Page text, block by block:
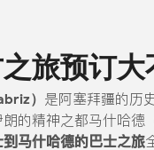
旅预订
） 是阿塞拜疆的历
的精神之都马什哈德
到马什哈德的巴士之旅